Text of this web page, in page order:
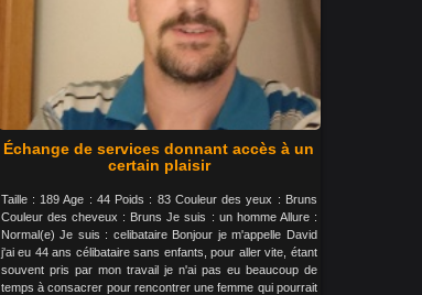
Échange de services donnant accès à un
certain plaisir
Taille : 189 Age : 44 Poids : 83 Couleur des yeux : Bruns
Couleur des cheveux : Bruns Je suis : un homme Allure :
Normal(e) Je suis : celibataire Bonjour je m'appelle David
j'ai eu 44 ans célibataire sans enfants, pour aller vite, étant
souvent pris par mon travail je n'ai pas eu beaucoup de
temps à consacrer pour rencontrer une femme qui pourrait